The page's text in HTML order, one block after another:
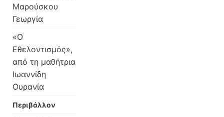
Μαρούσκου
Γεωργία
«Ο
Εθελοντισμός»,
από τη μαθήτρια
Ιωαννίδη
Ουρανία
Περιβάλλον